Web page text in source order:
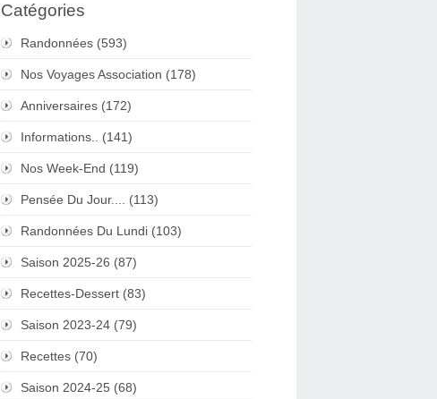
Catégories
Randonnées (593)
Nos Voyages Association (178)
Anniversaires (172)
Informations.. (141)
Nos Week-End (119)
Pensée Du Jour.... (113)
Randonnées Du Lundi (103)
Saison 2025-26 (87)
Recettes-Dessert (83)
Saison 2023-24 (79)
Recettes (70)
Saison 2024-25 (68)